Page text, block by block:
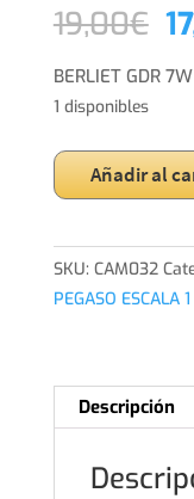
19,00€ El
BERLIET GDR
1 disponibles
1/43
Camión
Berliet
Añadir al
SKU: CAM032
PEGASO ESCALA
Descripción